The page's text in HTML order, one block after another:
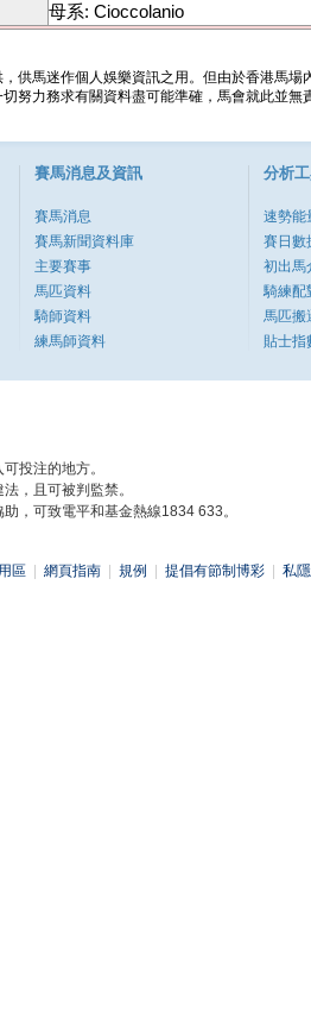
母系: Cioccolanio
供馬迷作個人娛樂資訊之用。但由於香港馬
努力務求有關資料盡可能準確，馬會就此並
賽馬消息及資訊
賽馬消息
賽馬新聞資料庫
主要賽事
馬匹資料
騎師資料
練馬師資料
分析
速勢能
賽日數
初出馬
騎練配
馬匹搬
貼士指
投注的地方。
，且可被判監禁。
，可致電平和基金熱線1834 633。
區 網頁指南 規例 提倡有節制博彩 私